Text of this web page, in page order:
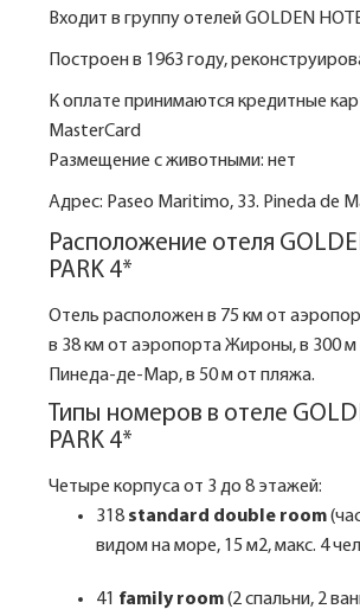
Входит в группу отелей GOLDEN
Построен в 1963 году,
К оплате принимаются кредитные
MasterCard
Размещение с животными: нет
Адрес: Paseo Maritimo, 33. Pineda de
Расположение отеля
PARK 4*
Отель расположен в 75 км от
в 38 км от аэропорта Жироны, в 300 м
Пинеда-де-Мар, в 50 м от пляжа.
Типы номеров в отеле
PARK 4*
Четыре корпуса от 3 до 8 этажей:
318 standard double room
видом на море, 15 м2, макс. 4
41 family room(2 спальни, 2